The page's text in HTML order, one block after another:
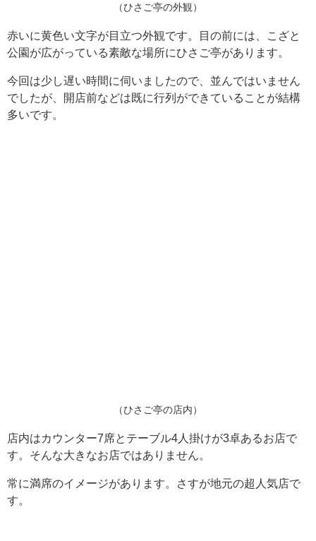
（ひさご亭の外観）
赤いに黄色い文字が目立つ外観です。目の前には、こざと
公園が広がっている素敵な場所にひさご亭があります。
今回は少し遅い時間に伺いましたので、並んではいません
でしたが、開店前などは既に行列ができていることが結構
多いです。
（ひさご亭の店内）
店内はカウンター7席とテーブル4人掛けが3卓あるお店で
す。そんな大きなお店ではありません。
常に満席のイメージがあります。さすが地元の超人気店で
す。